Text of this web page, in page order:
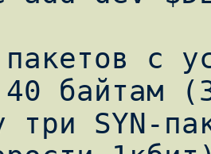
с
байтам
три SYN-